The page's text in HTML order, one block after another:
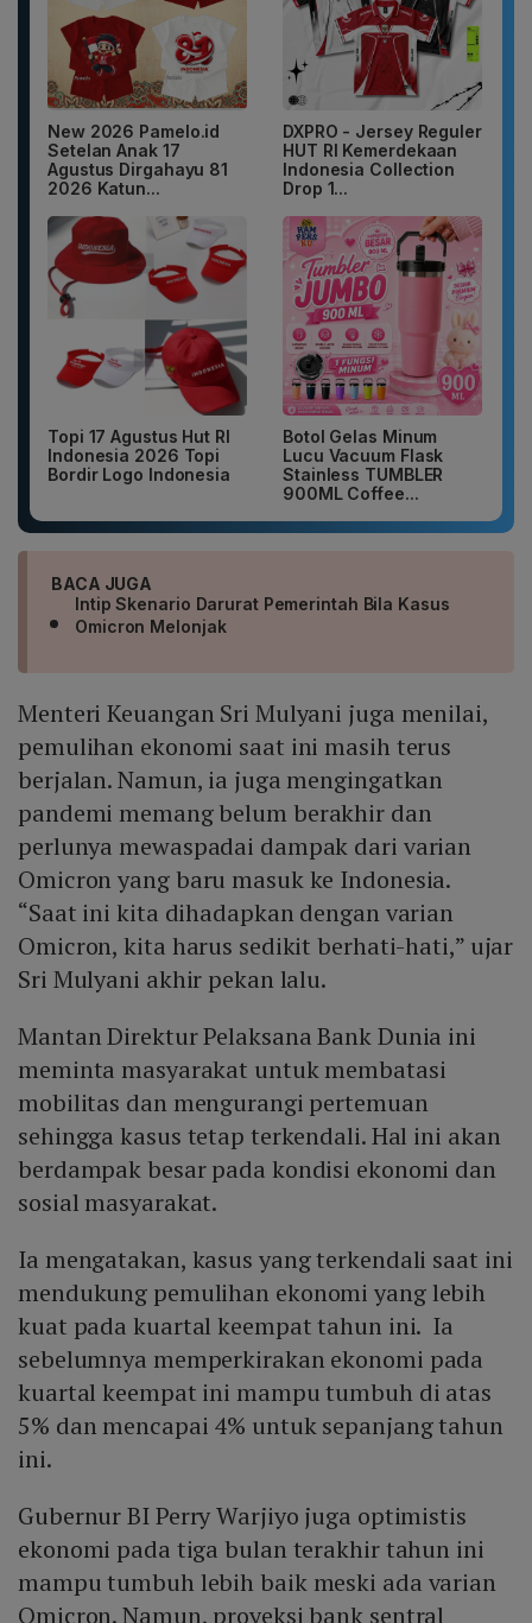
New 2026 Pamelo.id
Setelan Anak 17
Agustus Dirgahayu 81
2026 Katun...
DXPRO - Jersey Reguler
HUT RI Kemerdekaan
Indonesia Collection
Drop 1...
Topi 17 Agustus Hut RI
Indonesia 2026 Topi
Bordir Logo Indonesia
Botol Gelas Minum
Lucu Vacuum Flask
Stainless TUMBLER
900ML Coffee...
BACA JUGA
Intip Skenario Darurat Pemerintah Bila Kasus
Omicron Melonjak
Menteri Keuangan Sri Mulyani juga menilai,
pemulihan ekonomi saat ini masih terus
berjalan. Namun, ia juga mengingatkan
pandemi memang belum berakhir dan
perlunya mewaspadai dampak dari varian
Omicron yang baru masuk ke Indonesia.
“Saat ini kita dihadapkan dengan varian
Omicron, kita harus sedikit berhati-hati,” ujar
Sri Mulyani akhir pekan lalu.
Mantan Direktur Pelaksana Bank Dunia ini
meminta masyarakat untuk membatasi
mobilitas dan mengurangi pertemuan
sehingga kasus tetap terkendali. Hal ini akan
berdampak besar pada kondisi ekonomi dan
sosial masyarakat.
Ia mengatakan, kasus yang terkendali saat ini
mendukung pemulihan ekonomi yang lebih
kuat pada kuartal keempat tahun ini. Ia
sebelumnya memperkirakan ekonomi pada
kuartal keempat ini mampu tumbuh di atas
5% dan mencapai 4% untuk sepanjang tahun
ini.
Gubernur BI Perry Warjiyo ​​juga optimistis
ekonomi pada tiga bulan terakhir tahun ini
mampu tumbuh lebih baik meski ada varian
Omicron. Namun, proyeksi bank sentral